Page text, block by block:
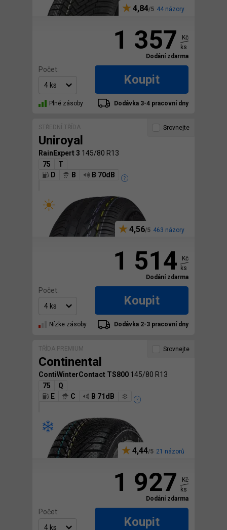
4,84 44 názory
1 357
Kč
ks
Dodání zdarma
Počet:
Koupit
Plné zásoby Dodávka 3-4 pracovní dny
STŘEDNÍ TŘÍDA
Uniroyal
RainExpert 3 145/80 R13
75
T
D
B B 70dB
4,56 463 názory
Srovnejte
1 514
Kč
ks
Dodání zdarma
Počet:
Koupit
Nízke zásoby Dodávka 2-3 pracovní dny
TŘÍDA PREMIUM
Continental
ContiWinterContact TS800 145/80 R13
75
Q
E
C B 71dB
4,44 21 názorů
Srovnejte
1 927
Kč
ks
Dodání zdarma
Počet:
Koupit